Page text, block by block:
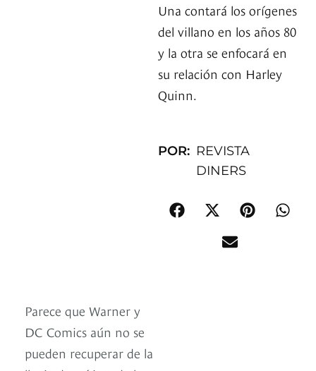
Una contará los orígenes
del villano en los años 80
y la otra se enfocará en
su relación con Harley
Quinn.
POR: REVISTA
DINERS
Parece que Warner y
DC Comics aún no se
pueden recuperar de la